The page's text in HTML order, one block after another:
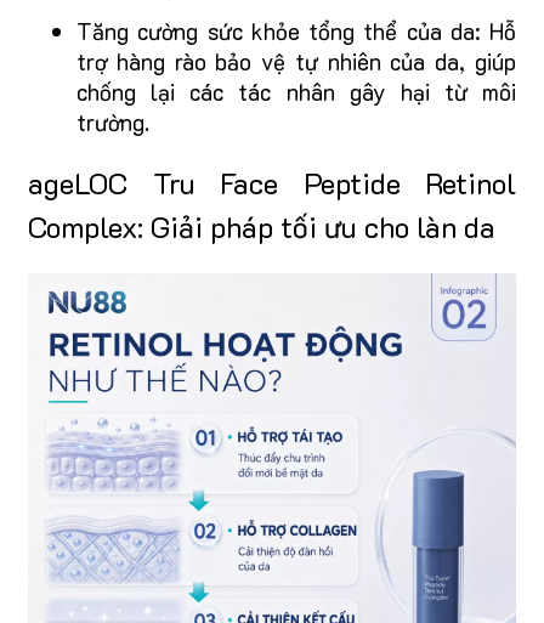
Tăng cường sức khỏe tổng thể của da: Hỗ
trợ hàng rào bảo vệ tự nhiên của da, giúp
chống lại các tác nhân gây hại từ môi
trường.
ageLOC Tru Face Peptide Retinol
Complex: Giải pháp tối ưu cho làn da